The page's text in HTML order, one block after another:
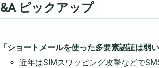
ピックアップ
ショートメールを使った多要素認証は弱い
近年はSIMスワッピング攻撃などで